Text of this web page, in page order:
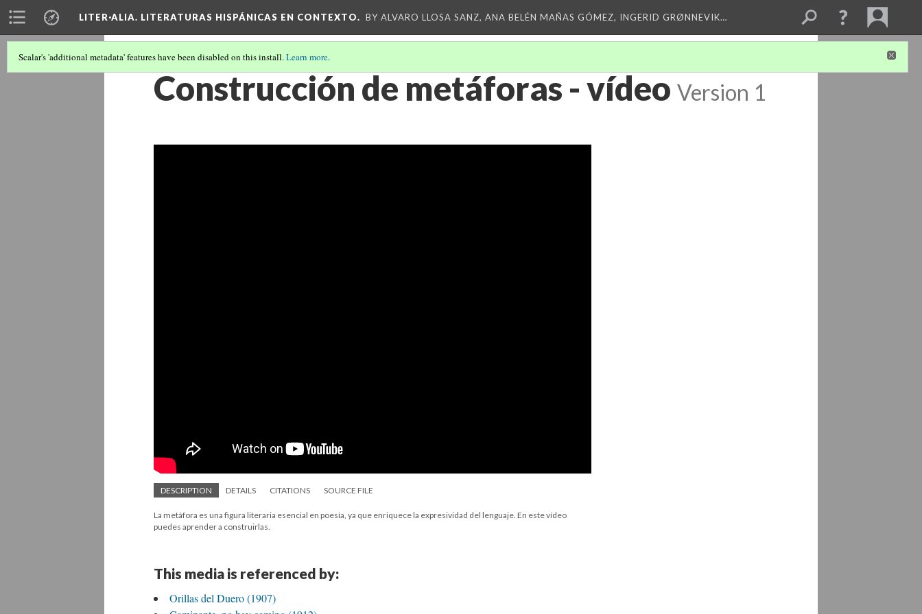
LITER·ALIA. LITERATURAS HISPÁNICAS EN CONTEXTO. BY ALVARO LLOSA SANZ, ANA BELÉN MAÑAS GÓMEZ, INGERID GRØNNEVIK…
Scalar's 'additional metadata' features have been disabled on this install.Learn more.
Construcción de metáforas - vídeo Version 1
DESCRIPTION DETAILS CITATIONS SOURCE FILE
La metáfora es una figura literaria esencial en poesía, ya que enriquece la expresividad del lenguaje. En este vídeo
puedes aprender a construirlas.
This media is referenced by:
Orillas del Duero (1907)